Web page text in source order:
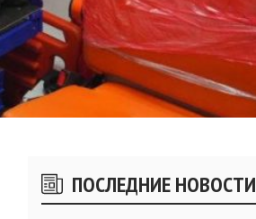
Боковые
виджеты
ПОСЛЕДНИЕ НОВОСТИ